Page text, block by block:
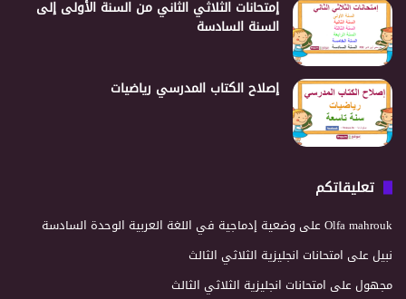
إمتحانات الثلاثي الثاني من السنة الأولى إلى
السنة السادسة
إصلاح الكتاب المدرسي رياضيات
تعليقاتكم
Olfa mahroukعلى وضعية إدماجية في اللغة العربية الوحدة السادسة
نبيلعلى امتحانات انجليزية الثلاثي الثالث
مجهولعلى امتحانات انجليزية الثلاثي الثالث